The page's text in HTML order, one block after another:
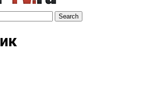
Search